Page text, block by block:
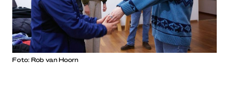
Foto: Rob van Hoorn